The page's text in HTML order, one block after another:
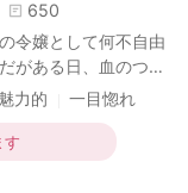
650
令嬢として何不自由
がある日、血のつな
れ、本当の令嬢に陥
渡は背を向
ったが、次の瞬間、
魅力的
一目惚れ
す